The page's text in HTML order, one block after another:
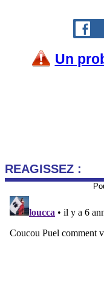
Un
REAGISSEZ :